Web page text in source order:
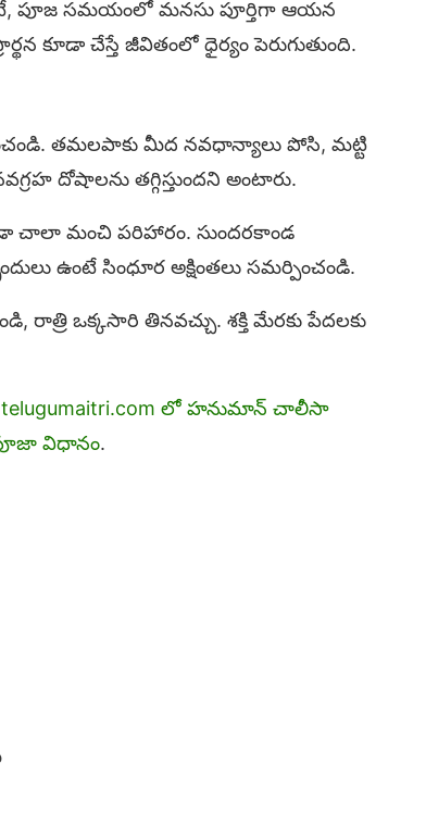
పూజ సమయంలో మనసు పూర్తిగా ఆయన
కూడా చేస్తే జీవితంలో ధైర్యం పెరుగుతుంది.
తమలపాకు మీద నవధాన్యాలు పోసి, మట్టి
దోషాలను తగ్గిస్తుందని అంటారు.
చాలా మంచి పరిహారం. సుందరకాండ
ఉంటే సింధూర అక్షింతలు సమర్పించండి.
రాత్రి ఒక్కసారి తినవచ్చు. శక్తి మేరకు పేదలకు
telugumaitri.com లో హనుమాన్ చాలీసా
విధానం.